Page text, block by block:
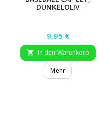
DUNKELOLIV
Preis
9,95 €
 In den Warenkorb
Mehr